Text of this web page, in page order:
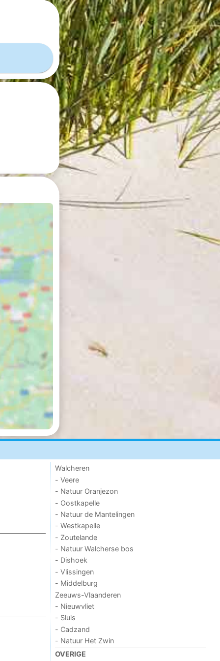
Walcheren
- Veere
- Natuur Oranjezon
- Oostkapelle
- Natuur de Mantelingen
- Westkapelle
- Zoutelande
- Natuur Walcherse bos
- Dishoek
- Vlissingen
- Middelburg
Zeeuws-Vlaanderen
- Nieuwvliet
- Sluis
- Cadzand
- Natuur Het Zwin
OVERIGE